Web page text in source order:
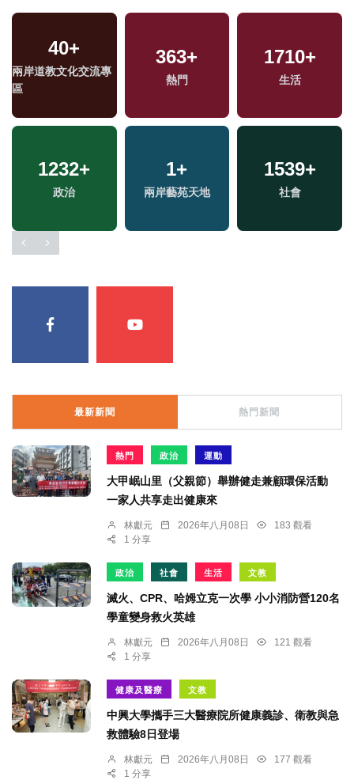
40+
兩岸道教文化交流專
區
363+
熱門
1710+
生活
1232+
政治
1+
兩岸藝苑天地
1539+
社會
最新新聞 熱門新聞
熱門 政治 運動
大甲岷山里（父親節）舉辦健走兼顧環保活動
一家人共享走出健康來
林獻元 2026年八月08日
183 觀看
1 分享
政治 社會 生活 文教
滅火、CPR、哈姆立克一次學 小小消防營120名
學童變身救火英雄
林獻元 2026年八月08日
121 觀看
1 分享
健康及醫療 文教
中興大學攜手三大醫療院所健康義診、衛教與急
救體驗8日登場
林獻元 2026年八月08日
177 觀看
1 分享